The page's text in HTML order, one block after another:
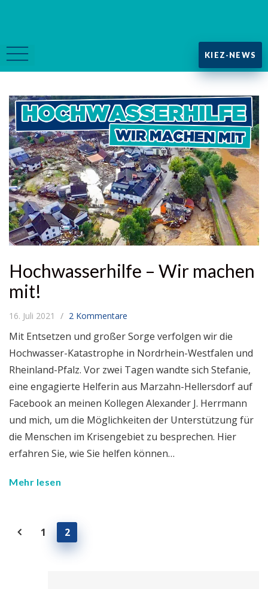
KIEZ-NEWS
Hochwasserhilfe – Wir machen
mit!
16. Juli 2021 2 Kommentare
Mit Entsetzen und großer Sorge verfolgen wir die
Hochwasser-Katastrophe in Nordrhein-Westfalen und
Rheinland-Pfalz. Vor zwei Tagen wandte sich Stefanie,
eine engagierte Helferin aus Marzahn-Hellersdorf auf
Facebook an meinen Kollegen Alexander J. Herrmann
und mich, um die Möglichkeiten der Unterstützung für
die Menschen im Krisengebiet zu besprechen. Hier
erfahren Sie, wie Sie helfen können…
Mehr lesen
1 2